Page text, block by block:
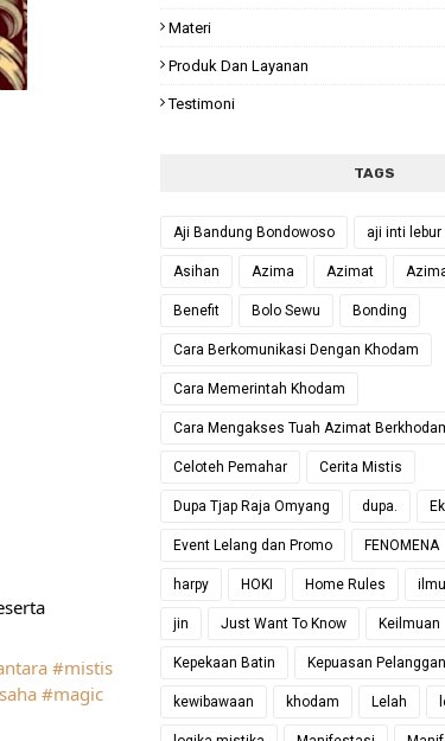
#mistis
#magic
Materi
Produk Dan Layanan
Testimoni
TAGS
Aji Bandung Bondowoso aji inti
Asihan Azima Azimat
Benefit Bolo Sewu Bonding
Cara Berkomunikasi Dengan Khodam
Cara Memerintah Khodam
Cara Mengakses Tuah Azimat
Celoteh Pemahar Cerita Mistis
Dupa Tjap Raja Omyang dupa.
Event Lelang dan Promo FENOMENA
harpy HOKI Home Rules ilmu
jin Just Want To Know Keilmuan
Kepekaan Batin Kepuasan Pelanggan
kewibawaan khodam Lelah